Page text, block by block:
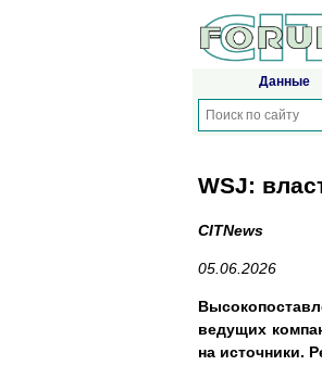
Данные
WSJ:
CITNews
05.06.2026
ведущих
на источники.